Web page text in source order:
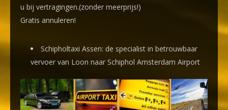
u bij vertragingen.(zonder meerprijs!)
Gratis annuleren!
Schipholtaxi Assen: de specialist in betrouwbaar
vervoer van Loon naar Schiphol Amsterdam Airport